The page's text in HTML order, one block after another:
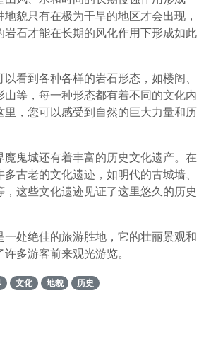
貌只有在极为干旱的地区才会出现，
岩石才能在长期的风化作用下形成如此
看到各种各样的岩石形态，如楼阁、
等，每一种形态都有着不同的文化内
里，您可以感受到自然的巨大力量和历
魔鬼城还有着丰富的历史文化遗产。在
古老的文化遗迹，如明代的古城墙、
这些文化遗迹见证了这里悠久的历史
处绝佳的旅游胜地，它的壮丽景观和
多游客前来观光游览。
文化 地貌 历史